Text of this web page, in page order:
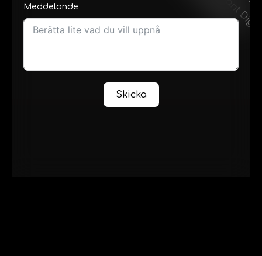
Meddelande
Skicka